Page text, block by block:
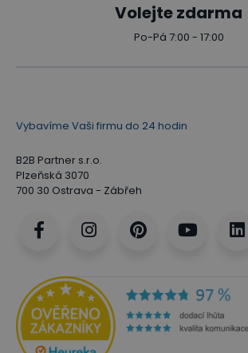
Volejte zdarma
Po-Pá 7:00 - 17:00
Vybavíme Vaši firmu do 24 hodin
B2B Partner s.r.o.
Plzeňská 3070
700 30 Ostrava - Zábřeh